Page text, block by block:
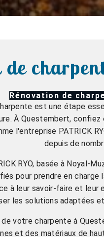
Rénovation de
est une étape
À Questembert, confiez
l'entreprise PATRICK
depuis de
RYO, basée à Noyal-
pour prendre en
à leur savoir-faire et
les solutions adaptées
votre charpente à
et des matériaux de